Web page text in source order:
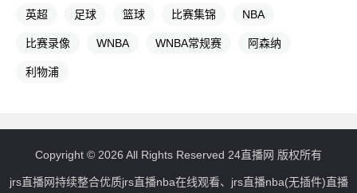
英超 足球 篮球 比赛集锦 NBA
比赛录像 WNBA WNBA常规赛 阿森纳
利物浦
Copyright © 2026 All Rights Reserved 24直播网 版权所有
jrs直播网持续整合优质jrs直播nba在线观看、jrs直播nba(无插件)直播